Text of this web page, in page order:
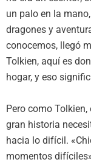
un palo en la
dragones y
conocemos, llegó
Tolkien, aquí es
hogar, y eso
Pero como
gran historia
hacia lo difícil.
momentos